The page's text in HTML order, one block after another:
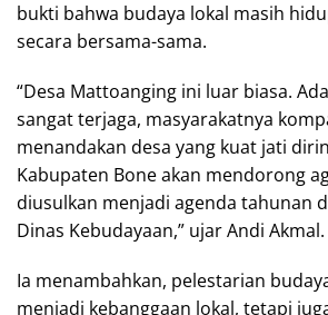
bukti bahwa budaya lokal masih
secara bersama-sama.
“Desa Mattoanging ini luar biasa.
sangat terjaga, masyarakatnya
menandakan desa yang kuat jati
Kabupaten Bone akan mendorong
diusulkan menjadi agenda tahunan
Dinas Kebudayaan,” ujar Andi Akmal.
Ia menambahkan, pelestarian
menjadi kebanggaan lokal, tetapi